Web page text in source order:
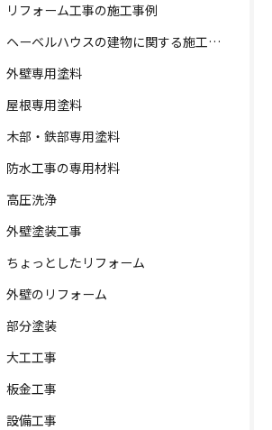
リフォーム工事の施工事例
ヘーベルハウスの建物に関する施工事例
外壁専用塗料
屋根専用塗料
木部・鉄部専用塗料
防水工事の専用材料
高圧洗浄
外壁塗装工事
ちょっとしたリフォーム
外壁のリフォーム
部分塗装
大工工事
板金工事
設備工事